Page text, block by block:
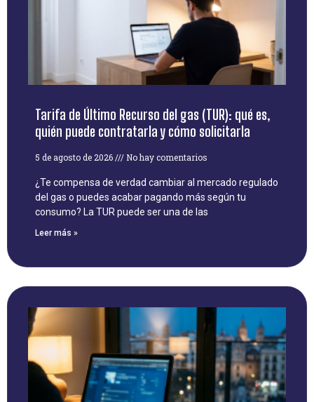
Tarifa de Último Recurso del gas (TUR): qué es,
quién puede contratarla y cómo solicitarla
5 de agosto de 2026 No hay comentarios
¿Te compensa de verdad cambiar al mercado regulado
del gas o puedes acabar pagando más según tu
consumo? La TUR puede ser una de las
Leer más »